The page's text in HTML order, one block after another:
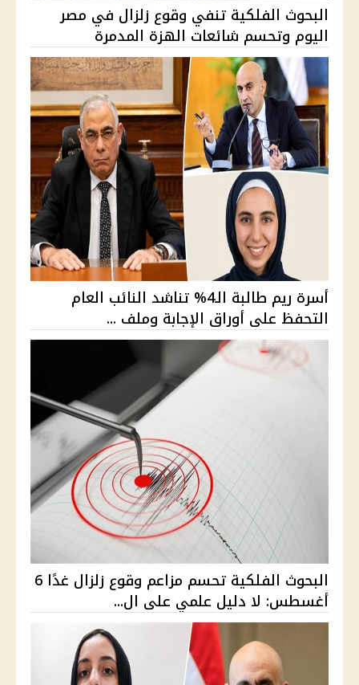
البحوث الفلكية تنفي وقوع زلزال في مصر
اليوم وتحسم شائعات الهزة المدمرة
أسرة ريم طالبة الـ4% تناشد النائب العام
التحفظ على أوراق الإجابة وملف ...
البحوث الفلكية تحسم مزاعم وقوع زلزال غدًا 6
أغسطس: لا دليل علمي على ال...